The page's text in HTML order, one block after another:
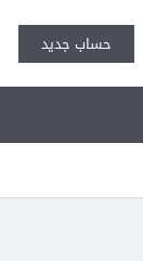
حساب جديد